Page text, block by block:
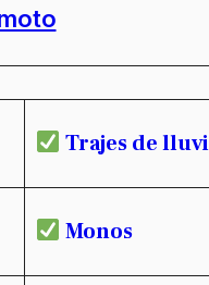
Trajes de
Monos